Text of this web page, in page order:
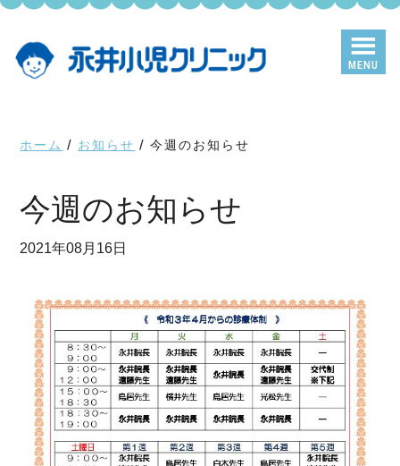
MENU
Skip
main
content
Skip
primary
sidebar
ホーム / お知らせ / 今週のお知らせ
今週のお知らせ
2021年08月16日